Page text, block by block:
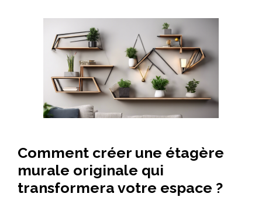
Comment créer une étagère
murale originale qui
transformera votre espace ?